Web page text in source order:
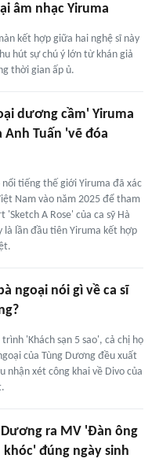
âm nhạc Yiruma
kết hợp giữa hai nghệ sĩ này
hút sự chú ý lớn từ khán giả
thời gian ấp ủ.
dương cầm' Yiruma
Anh Tuấn 'vẽ đóa
nổi tiếng thế giới Yiruma đã xác
Nam vào năm 2025 để tham
'Sketch A Rose' của ca sỹ Hà
là lần đầu tiên Yiruma kết hợp
ngoại nói gì về ca sĩ
'Khách sạn 5 sao', cả chị họ
của Tùng Dương đều xuất
nhận xét công khai về Divo của
Dương ra MV 'Đàn ông
khóc' đúng ngày sinh